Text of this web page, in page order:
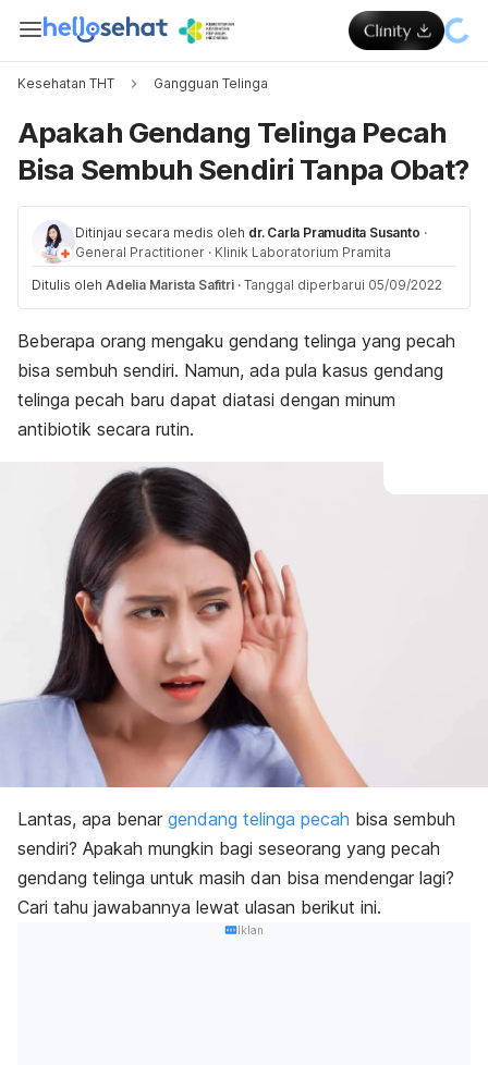
Kesehatan THT Gangguan Telinga
Apakah Gendang Telinga Pecah
Bisa Sembuh Sendiri Tanpa Obat?
Ditinjau secara medis oleh dr. Carla Pramudita Susanto ·
General Practitioner · Klinik Laboratorium Pramita
Ditulis oleh Adelia Marista Safitri · Tanggal diperbarui 05/09/2022
Beberapa orang mengaku gendang telinga yang pecah
bisa sembuh sendiri. Namun, ada pula kasus gendang
telinga pecah baru dapat diatasi dengan minum
antibiotik secara rutin.
Lantas, apa benar gendang telinga pecah bisa sembuh
sendiri? Apakah mungkin bagi seseorang yang pecah
gendang telinga untuk masih dan bisa mendengar lagi?
Cari tahu jawabannya lewat ulasan berikut ini.
Iklan